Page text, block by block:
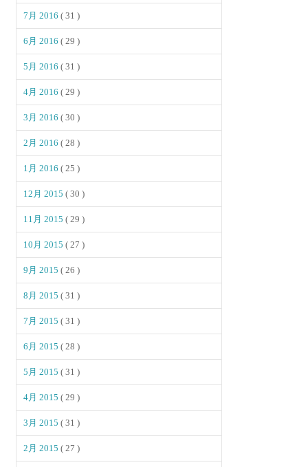
7月 2016( 31 )
6月 2016( 29 )
5月 2016( 31 )
4月 2016( 29 )
3月 2016( 30 )
2月 2016( 28 )
1月 2016( 25 )
12月 2015( 30 )
11月 2015( 29 )
10月 2015( 27 )
9月 2015( 26 )
8月 2015( 31 )
7月 2015( 31 )
6月 2015( 28 )
5月 2015( 31 )
4月 2015( 29 )
3月 2015( 31 )
2月 2015( 27 )